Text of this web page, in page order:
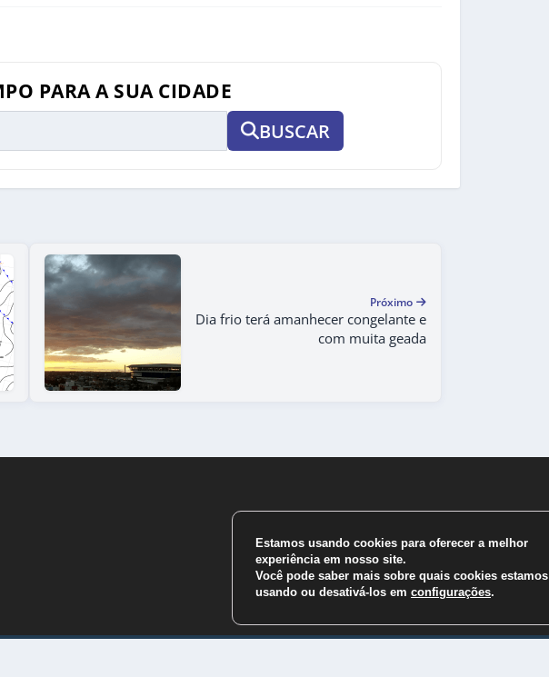
PARA A SUA CIDADE
BUSCAR
Próximo
Dia frio terá amanhecer congelante e
com muita geada
Estamos usando cookies para oferecer a melhor
experiência em nosso site.
Você pode saber mais sobre quais cookies estamos
usando ou desativá-los em configurações.